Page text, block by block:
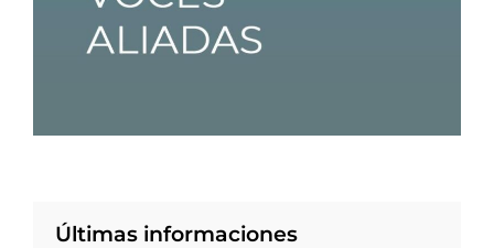
Últimas informaciones